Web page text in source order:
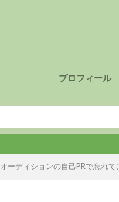
プロフィール
オーディションの自己PRで忘れ